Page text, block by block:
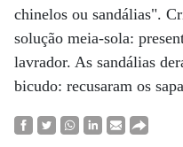
chinelos ou sandálias".
solução meia-sola:
lavrador. As sandálias
bicudo: recusaram os